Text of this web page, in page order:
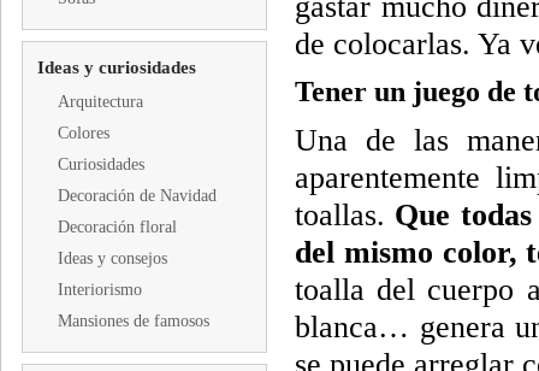
Ideas y curiosidades
Arquitectura
Colores
Curiosidades
Decoración de Navidad
Decoración floral
Ideas y consejos
Interiorismo
Mansiones de famosos
de colocarlas. Ya
Tener un juego de
Una de las
aparentemente
toallas. Que
del mismo color,
toalla del cuerpo
blanca… genera